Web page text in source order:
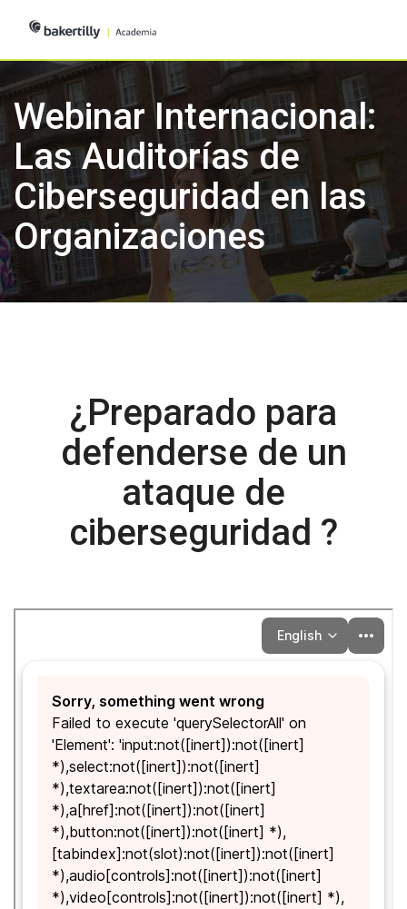
content
Webinar Internacional:
Las Auditorías de
Ciberseguridad en las
Organizaciones
¿Preparado para
defenderse de un
ataque de
ciberseguridad ?